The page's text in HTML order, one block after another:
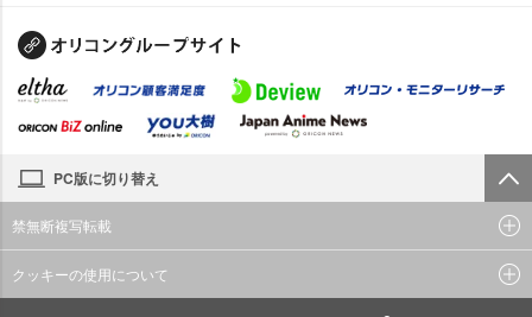
PC版に切り替え
禁無断複写転載
クッキーの使用について